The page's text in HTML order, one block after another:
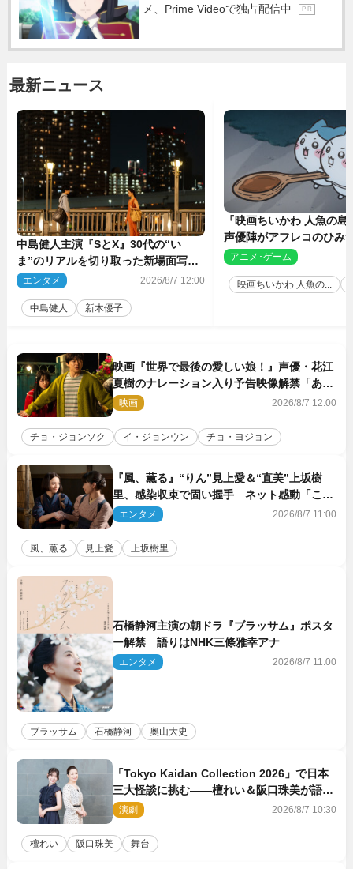
メ、Prime Videoで独占配信中
P R
最新ニュース
中島健人主演『SとX』30代の“い
ま”のリアルを切り取った新場面写真
5点解禁
エンタメ 2026/8/7 12:00
中島健人 新木優子
『映画ちいかわ 人魚の
声優陣がアフレコのひみ
を解説！ 新カットも到
アニメ･ゲーム
映画ちいかわ 人魚の...
映画『世界で最後の愛しい娘！』声優・花江
夏樹のナレーション入り予告映像解禁「あふ
れ出る温かさに涙が止まらない！」
映画 2026/8/7 12:00
チョ・ジョンソク イ・ジョンウン チョ・ヨジョン
『風、薫る』“りん”見上愛＆“直美”上坂樹
里、感染収束で固い握手 ネット感動「この
バディは最強」「アツい」
エンタメ 2026/8/7 11:00
風、薫る 見上愛 上坂樹里
石橋静河主演の朝ドラ『ブラッサム』ポスタ
ー解禁 語りはNHK三條雅幸アナ
エンタメ 2026/8/7 11:00
ブラッサム 石橋静河 奥山大史
「Tokyo Kaidan Collection 2026」で日本
三大怪談に挑む――檀れい＆阪口珠美が語る
「牡丹灯籠」の新たな魅力
演劇 2026/8/7 10:30
檀れい 阪口珠美 舞台